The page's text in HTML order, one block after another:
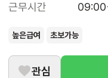
근무시간
높은급여 초보가능
관심